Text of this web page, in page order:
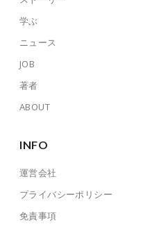
学ぶ
ニュース
JOB
著者
ABOUT
INFO
運営会社
プライバシーポリシー
免責事項